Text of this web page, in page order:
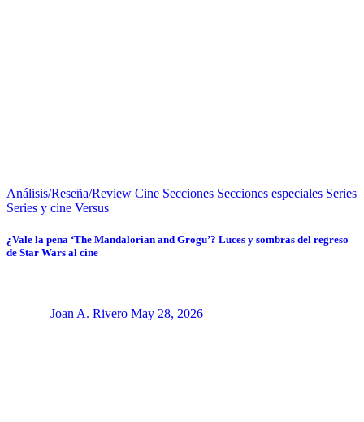
Análisis/Reseña/Review Cine Secciones Secciones especiales Series
Series y cine Versus
¿Vale la pena ‘The Mandalorian and Grogu’? Luces y sombras del regreso
de Star Wars al cine
Joan A. Rivero May 28, 2026